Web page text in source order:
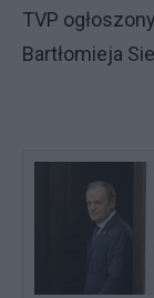
TVP
Bartłomieja